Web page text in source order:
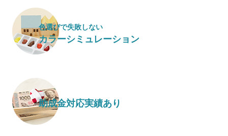
色選びで失敗しない
カラーシミュレーション
助成金対応実績あり